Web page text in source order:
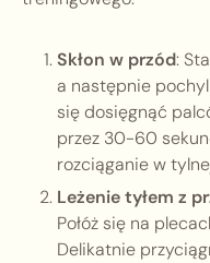
Skłon w przód:
a następnie
się dosięgnąć
przez 30-60
rozciąganie w
Leżenie tyłem z
Połóż się na
Delikatnie